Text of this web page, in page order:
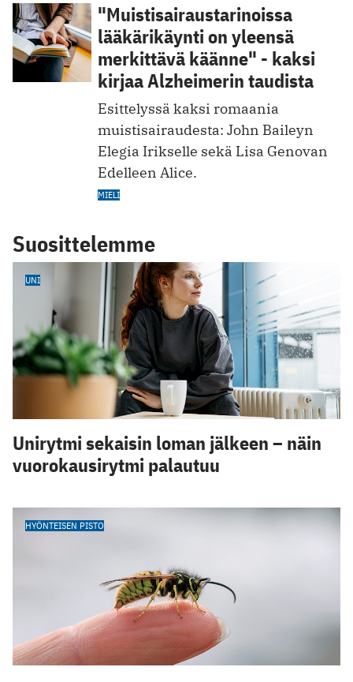
"Muistisairaus­tarinoissa
lääkärikäynti on yleensä
merkittävä käänne" - kaksi
kirjaa Alzheimerin taudista
Esittelyssä kaksi romaania
muistisairaudesta: John Baileyn
Elegia Irikselle sekä Lisa Genovan
Edelleen Alice.
MIELI
Suosittelemme
UNI
Unirytmi sekaisin loman jälkeen – näin
vuorokausirytmi palautuu
HYÖNTEISEN PISTO